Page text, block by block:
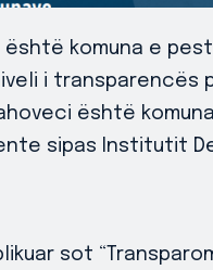
është komuna e
i transparencës
është
sipas Institutit
sot